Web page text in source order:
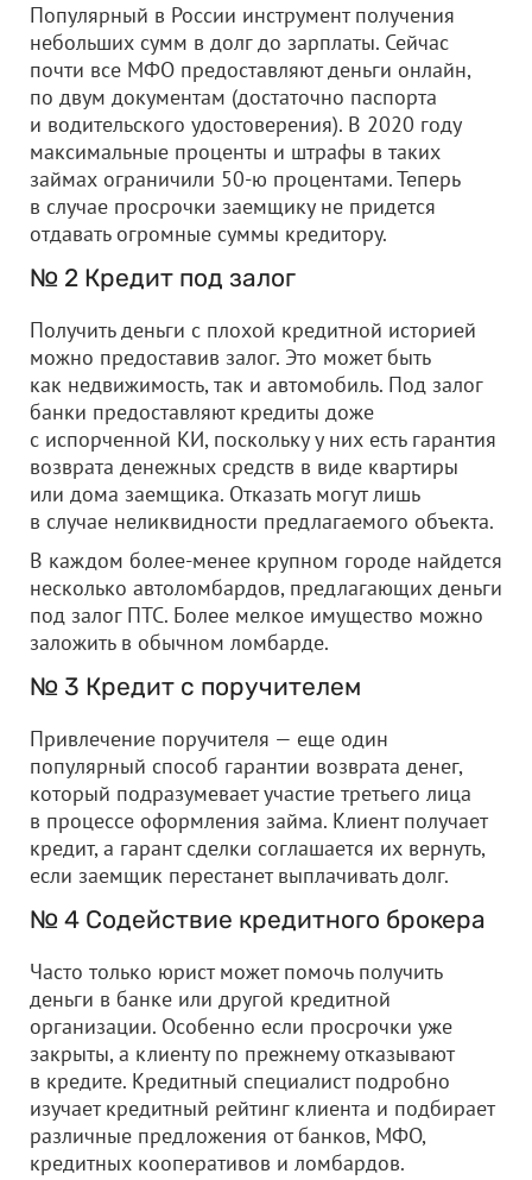
Популярный в России инструмент получения
небольших сумм в долг до зарплаты. Сейчас
почти все МФО предоставляют деньги онлайн,
по двум документам (достаточно паспорта
и водительского удостоверения). В 2020 году
максимальные проценты и штрафы в таких
займах ограничили 50-ю процентами. Теперь
в случае просрочки заемщику не придется
отдавать огромные суммы кредитору.
№ 2 Кредит под залог
Получить деньги с плохой кредитной историей
можно предоставив залог. Это может быть
как недвижимость, так и автомобиль. Под залог
банки предоставляют кредиты доже
с испорченной КИ, поскольку у них есть гарантия
возврата денежных средств в виде квартиры
или дома заемщика. Отказать могут лишь
в случае неликвидности предлагаемого объекта.
В каждом более-менее крупном городе найдется
несколько автоломбардов, предлагающих деньги
под залог ПТС. Более мелкое имущество можно
заложить в обычном ломбарде.
№ 3 Кредит с поручителем
Привлечение поручителя — еще один
популярный способ гарантии возврата денег,
который подразумевает участие третьего лица
в процессе оформления займа. Клиент получает
кредит, а гарант сделки соглашается их вернуть,
если заемщик перестанет выплачивать долг.
№ 4 Содействие кредитного брокера
Часто только юрист может помочь получить
деньги в банке или другой кредитной
организации. Особенно если просрочки уже
закрыты, а клиенту по прежнему отказывают
в кредите. Кредитный специалист подробно
изучает кредитный рейтинг клиента и подбирает
различные предложения от банков, МФО,
кредитных кооперативов и ломбардов.